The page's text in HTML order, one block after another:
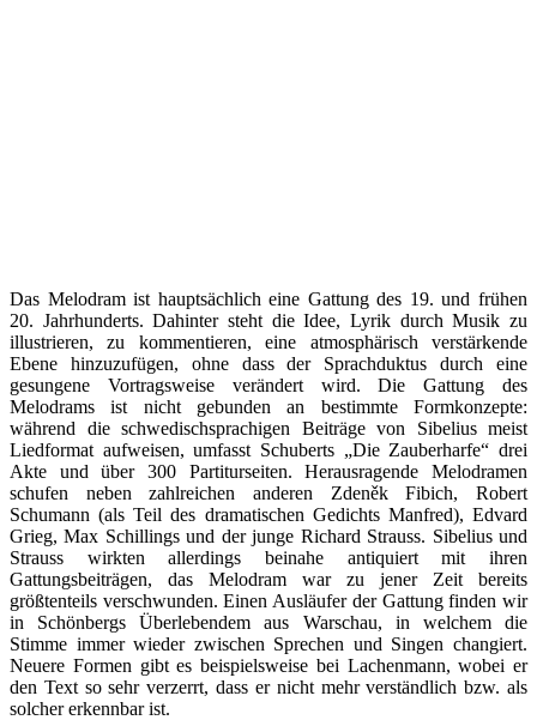
Das Melodram ist hauptsächlich eine Gattung des 19. und frühen
20. Jahrhunderts. Dahinter steht die Idee, Lyrik durch Musik zu
illustrieren, zu kommentieren, eine atmosphärisch verstärkende
Ebene hinzuzufügen, ohne dass der Sprachduktus durch eine
gesungene Vortragsweise verändert wird. Die Gattung des
Melodrams ist nicht gebunden an bestimmte Formkonzepte:
während die schwedischsprachigen Beiträge von Sibelius meist
Liedformat aufweisen, umfasst Schuberts „Die Zauberharfe“ drei
Akte und über 300 Partiturseiten. Herausragende Melodramen
schufen neben zahlreichen anderen Zdeněk Fibich, Robert
Schumann (als Teil des dramatischen Gedichts Manfred), Edvard
Grieg, Max Schillings und der junge Richard Strauss. Sibelius und
Strauss wirkten allerdings beinahe antiquiert mit ihren
Gattungsbeiträgen, das Melodram war zu jener Zeit bereits
größtenteils verschwunden. Einen Ausläufer der Gattung finden wir
in Schönbergs Überlebendem aus Warschau, in welchem die
Stimme immer wieder zwischen Sprechen und Singen changiert.
Neuere Formen gibt es beispielsweise bei Lachenmann, wobei er
den Text so sehr verzerrt, dass er nicht mehr verständlich bzw. als
solcher erkennbar ist.